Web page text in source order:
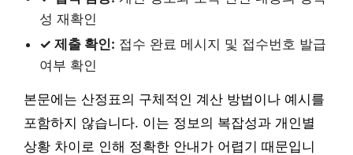
성 재확인
✓ 제출 확인: 접수 완료 메시지 및 접수번호 발급
여부 확인
본문에는 산정표의 구체적인 계산 방법이나 예시를
포함하지 않습니다. 이는 정보의 복잡성과 개인별
상황 차이로 인해 정확한 안내가 어렵기 때문입니